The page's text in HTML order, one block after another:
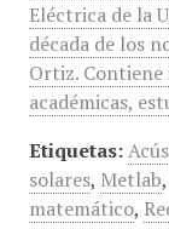
Eléctrica de la
década de los
Ortiz. Contiene
académicas,
Etiquetas:
solares, Metlab,
matemático,